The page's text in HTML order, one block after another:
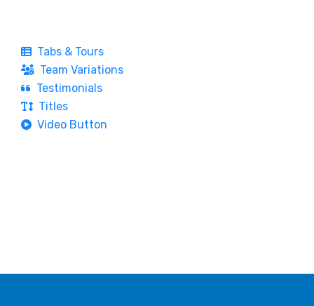
Tabs & Tours
Team Variations
Testimonials
Titles
Video Button